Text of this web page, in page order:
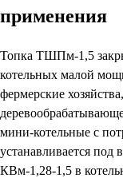
применения
Топка ТШПм-1,5
котельных малой
фермерские
мини-котельные с
устанавливается
КВм-1,28-1,5 в